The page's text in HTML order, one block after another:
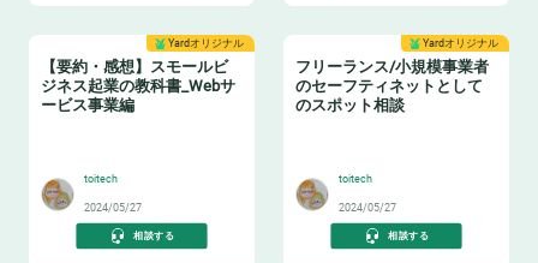
Yardオリジナル
【要約・感想】スモールビ
ジネス起業の教科書_Webサ
ービス事業編
toitech
2024/05/27
相談する
Yardオリジナル
フリーランス/小規模事業者
のセーフティネットとして
のスポット相談
toitech
2024/05/27
相談する